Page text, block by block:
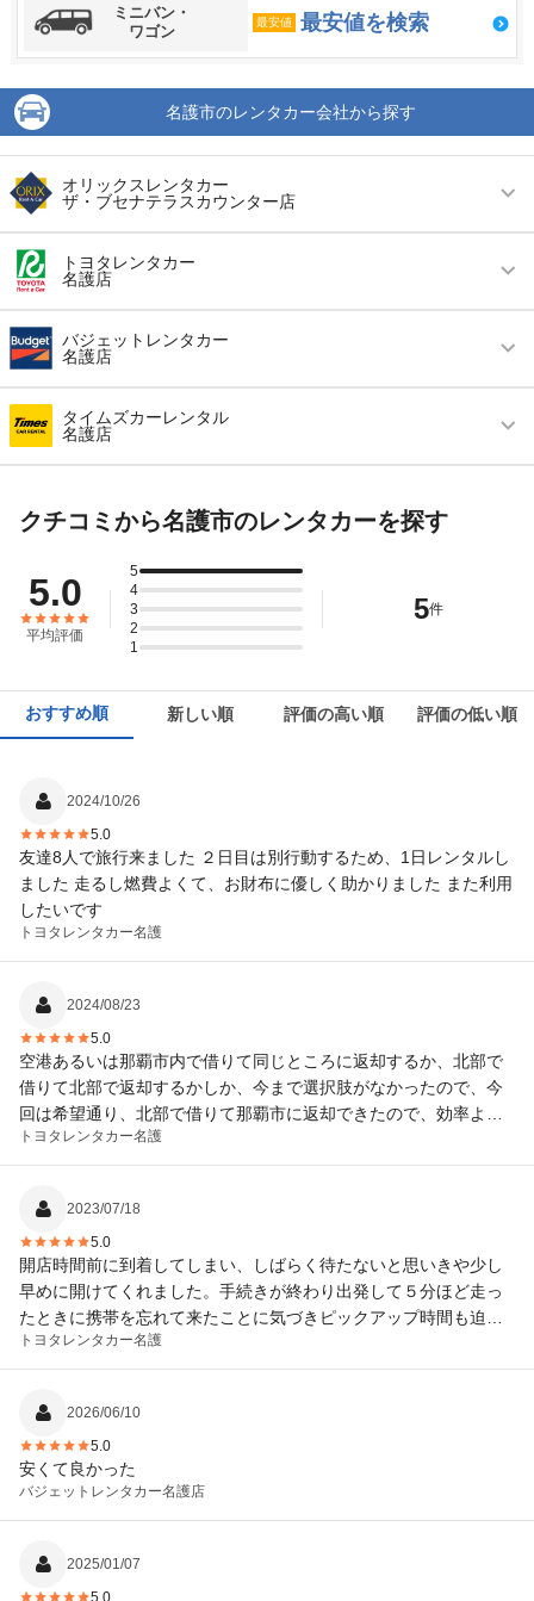
ミニバン・
ワゴン
最安値 最安値を検索
名護市のレンタカー会社から探す
オリックスレンタカー
ザ・ブセナテラスカウンター店
営業時間 毎日 09:00 ～ 16:00
アクセス
住所 沖縄県名護市喜瀬１８０８
トヨタレンタカー
名護店
営業時間 毎日 08:00 ～ 18:00
アクセス
住所 沖縄県名護市東江5-21-5
この店舗でレンタカーを探す
バジェットレンタカー
名護店
営業時間 毎日 09:00 ～ 18:00
アクセス
店舗詳細 店舗詳細ページはこちら
この店舗でレンタカーを探す
タイムズカーレンタル
名護店
アクセス 最寄り駅より徒歩で約1分（送迎なし）
沖縄県名護市為又56-2
店舗詳細 店舗詳細ページはこちら
クチコミから名護市のレンタカーを探す
5.0
平均評価
5
4
3
2
1
5件
おすすめ順 新しい順 評価の高い順 評価の低い順
2024/10/26
5.0
友達8人で旅行来ました ２日目は別行動するため、1日レンタルし
ました 走るし燃費よくて、お財布に優しく助かりました また利用
したいです
トヨタレンタカー名護
2024/08/23
5.0
空港あるいは那覇市内で借りて同じところに返却するか、北部で
借りて北部で返却するかしか、今まで選択肢がなかったので、今
回は希望通り、北部で借りて那覇市に返却できたので、効率よく
移動ができて、大変便利でした。
トヨタレンタカー名護
2023/07/18
5.0
開店時間前に到着してしまい、しばらく待たないと思いきや少し
早めに開けてくれました。手続きが終わり出発して５分ほど走っ
たときに携帯を忘れて来たことに気づきピックアップ時間も迫っ
ていたので焦って店に戻ると私の顔を見てすぐに携帯を車まで持
ってきてくれました。 お陰様でロスタイム無しに再出発できたの
トヨタレンタカー名護
2026/06/10
5.0
安くて良かった
バジェットレンタカー名護店
2025/01/07
5.0